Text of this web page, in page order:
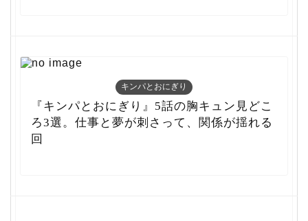
キンパとおにぎり
『キンパとおにぎり』5話の胸キュン見どこ
ろ3選。仕事と夢が刺さって、関係が揺れる
回